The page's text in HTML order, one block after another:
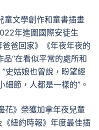
童文學創作和童書插畫
年進圍國際安徒生
爸回家》《年夜年夜的
“在看似平常的處所和
史姑娘也曾說，盼望經
細節，人都是一樣的”。
花》榮獲加拿年夜兒童
紐約時報》年度最佳插